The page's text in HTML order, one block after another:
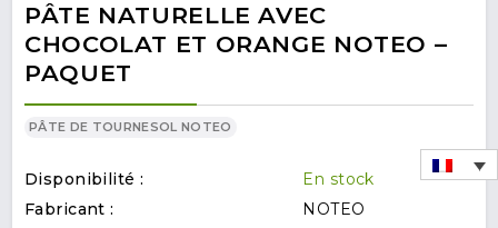
PÂTE NATURELLE AVEC
CHOCOLAT ET ORANGE NOTEO –
PAQUET
PÂTE DE TOURNESOL NOTEO
Disponibilité :
Fabricant :
En stock
NOTEO